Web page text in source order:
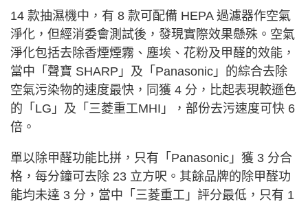
14 款抽濕機中，有 8 款可配備 HEPA 過濾器作空氣
淨化，但經消委會測試後，發現實際效果懸殊。空氣
淨化包括去除香煙煙霧、塵埃、花粉及甲醛的效能，
當中「聲寶 SHARP」及「Panasonic」的綜合去除
空氣污染物的速度最快，同獲 4 分，比起表現較遜色
的「LG」及「三菱重工MHI」，部份去污速度可快 6
倍。
單以除甲醛功能比拼，只有「Panasonic」獲 3 分合
格，每分鐘可去除 23 立方呎。其餘品牌的除甲醛功
能均未達 3 分，當中「三菱重工」評分最低，只有 1